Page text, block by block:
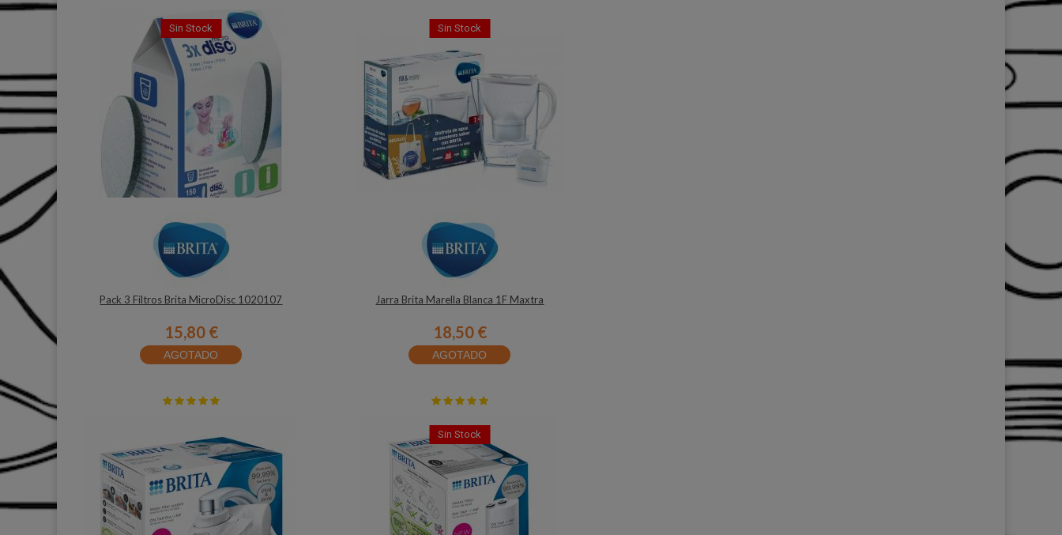
Sin Stock
Pack 3 Filtros Brita MicroDisc 1020107
15,80 €
AGOTADO
Sin Stock
Jarra Brita Marella Blanca 1F Maxtra
18,50 €
AGOTADO
Sin Stock